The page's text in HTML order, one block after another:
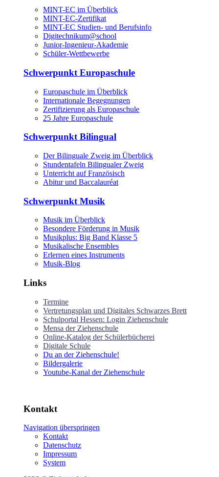
MINT-EC im Überblick
MINT-EC-Zertifikat
MINT-EC Studien- und Berufsinfo
Digitechnikum­@school
Junior-Ingenieur-Akademie
Schüler-Wettbewerbe
Schwerpunkt Europaschule
Europaschule im Überblick
Internationale Begegnungen
Zertifizierung als Europaschule
25 Jahre Europaschule
Schwerpunkt Bilingual
Der Bilinguale Zweig im Überblick
Stundentafeln Bilingualer Zweig
Unterricht auf Französisch
Abitur und Baccalauréat
Schwerpunkt Musik
Musik im Überblick
Besondere Förderung in Musik
Musikplus: Big Band Klasse 5
Musikalische Ensembles
Erlernen eines Instruments
Musik-Blog
Links
Termine
Vertretungsplan und Digitales Schwarzes Brett
Schulportal Hessen: Login Ziehenschule
Mensa der Ziehenschule
Online-Katalog der Schülerbücherei
Digitale Schule
Du an der Ziehenschule!
Bildergalerie
Youtube-Kanal der Ziehenschule
Kontakt
Navigation überspringen
Kontakt
Datenschutz
Impressum
System